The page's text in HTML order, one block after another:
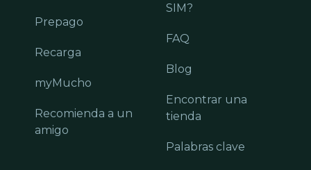
Prepago
Recarga
myMucho
Recomienda a un
amigo
SIM?
FAQ
Blog
Encontrar una
tienda
Palabras clave